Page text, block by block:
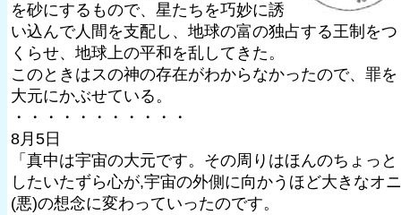
を砂にするもので、星たちを巧妙に誘
い込んで人間を支配し、地球の富の独占する王制をつ
くらせ、地球上の平和を乱してきた。
このときはスの神の存在がわからなかったので、罪を
大元にかぶせている。
・・・・・・・・・・・
8月5日
「真中は宇宙の大元です。その周りはほんのちょっと
したいたずら心が,宇宙の外側に向かうほど大きなオニ
(悪)の想念に変わっていったのです。